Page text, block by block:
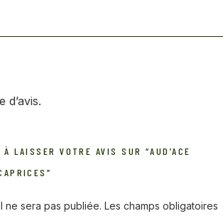
d’avis.
LAISSER VOTRE AVIS SUR “AUD’ACE
ne sera pas publiée. Les champs obligatoires